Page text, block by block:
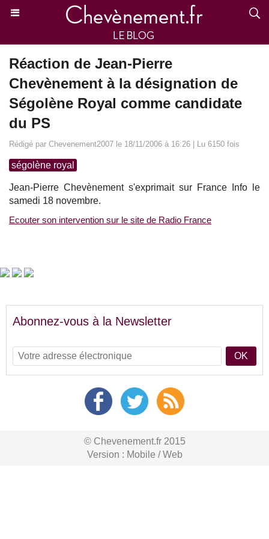
Réaction de Jean-Pierre
Chevènement à la désignation de
Ségolène Royal comme candidate
du PS
Rédigé par Chevenement2007 le 18/11/2006 à 16:26 | Lu 6150 fois
ségolène royal
Jean-Pierre Chevènement s'exprimait sur France Info le
samedi 18 novembre.
Ecouter son intervention sur le site de Radio France
Abonnez-vous à la Newsletter
OK
© Chevenement.fr 2015
Version : Mobile /Web